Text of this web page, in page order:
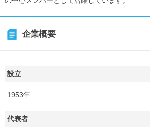
企業概要
設立
1953年
代表者